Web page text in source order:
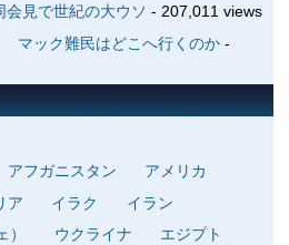
会見で世紀の大ウソ - 207,011 views
マック難民はどこへ行くのか-
アフガニスタン
アメリカ
ア イラク
イラン
ウクライナ
エジプト